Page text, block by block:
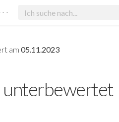
. .
am05.11.2023
unterbewertet